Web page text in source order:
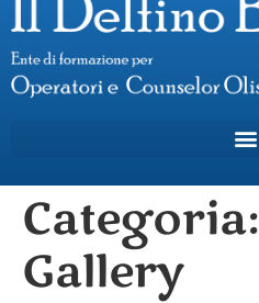
Categoria:
Gallery